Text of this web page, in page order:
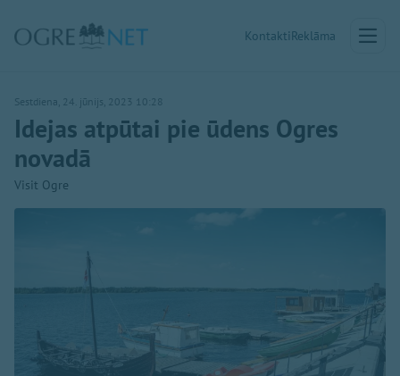
KontaktiReklāma
Sestdiena, 24. jūnijs, 2023 10:28
Idejas atpūtai pie ūdens Ogres
novadā
Visit Ogre